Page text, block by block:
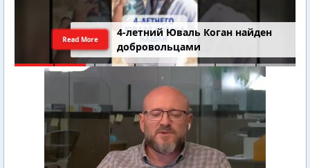
4-летний Юваль Коган найден
добровольцами
Read More